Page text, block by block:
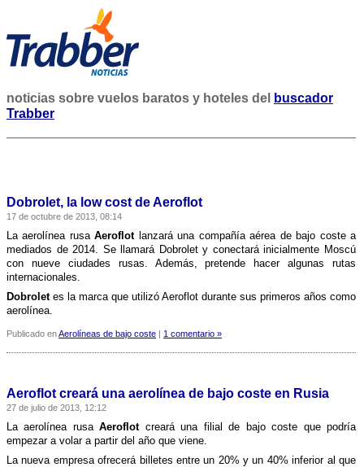
noticias sobre vuelos baratos y hoteles del
buscador
Trabber
Dobrolet, la low cost de Aeroflot
17 de octubre de 2013, 08:14
La aerolí­nea rusaAeroflot lanzará una compañí­a aérea de bajo coste a
mediados de 2014. Se llamará Dobrolet y conectará inicialmente Moscú
con nueve ciudades rusas. Además, pretende hacer algunas rutas
internacionales.
Dobrolet es la marca que utilizó Aeroflot durante sus primeros años como
aerolí­nea.
Publicado enAerolíneas de bajo coste | 1 comentario »
Aeroflot creará una aerolí­nea de bajo coste en Rusia
27 de julio de 2013, 12:12
La aerolí­nea rusaAeroflotcreará una filial de bajo coste que podrí­a
empezar a volar a partir del año que viene.
La nueva empresa ofrecerá billetes entre un 20% y un 40% inferior al que